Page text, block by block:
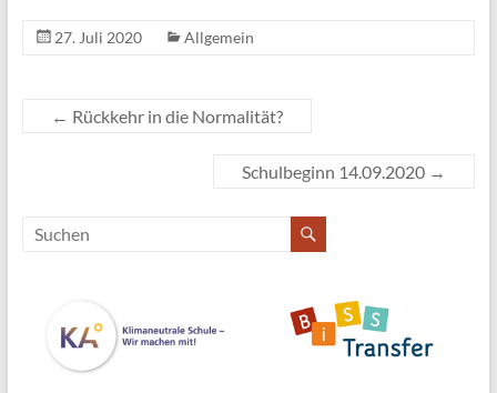
27. Juli 2020 Allgemein
← Rückkehr in die Normalität?
Schulbeginn 14.09.2020 →